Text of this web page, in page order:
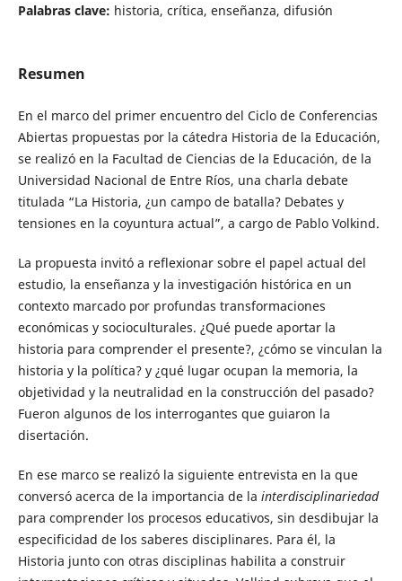
Palabras clave: historia, crítica, enseñanza, difusión
Resumen
En el marco del primer encuentro del Ciclo de Conferencias
Abiertas propuestas por la cátedra Historia de la Educación,
se realizó en la Facultad de Ciencias de la Educación, de la
Universidad Nacional de Entre Ríos, una charla debate
titulada “La Historia, ¿un campo de batalla? Debates y
tensiones en la coyuntura actual”, a cargo de Pablo Volkind.
La propuesta invitó a reflexionar sobre el papel actual del
estudio, la enseñanza y la investigación histórica en un
contexto marcado por profundas transformaciones
económicas y socioculturales. ¿Qué puede aportar la
historia para comprender el presente?, ¿cómo se vinculan la
historia y la política? y ¿qué lugar ocupan la memoria, la
objetividad y la neutralidad en la construcción del pasado?
Fueron algunos de los interrogantes que guiaron la
disertación.
En ese marco se realizó la siguiente entrevista en la que
conversó acerca de la importancia de la interdisciplinariedad
para comprender los procesos educativos, sin desdibujar la
especificidad de los saberes disciplinares. Para él, la
Historia junto con otras disciplinas habilita a construir